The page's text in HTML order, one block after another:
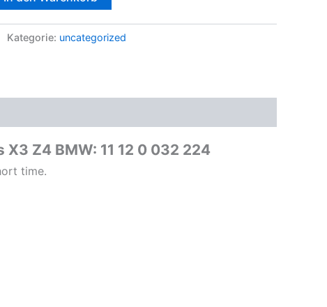
Kategorie: uncategorized
Z4 BMW: 11 12 0 032 224
time.